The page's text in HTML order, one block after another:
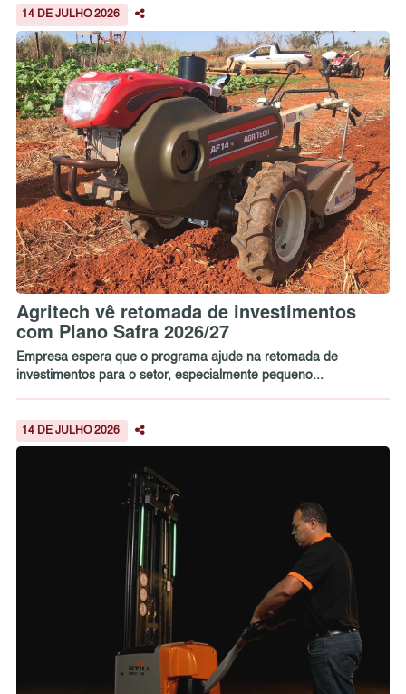
14 DE JULHO 2026
Agritech vê retomada de investimentos
com Plano Safra 2026/27
Empresa espera que o programa ajude na retomada de
investimentos para o setor, especialmente pequeno...
14 DE JULHO 2026